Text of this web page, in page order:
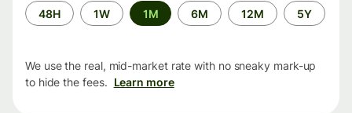
Time
period
48H 1W 1M 6M 12M 5Y
We use the real, mid-market rate with no sneaky mark-up
to hide the fees. Learn more